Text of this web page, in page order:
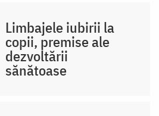
Limbajele iubirii la
copii, premise ale
dezvoltării
sănătoase